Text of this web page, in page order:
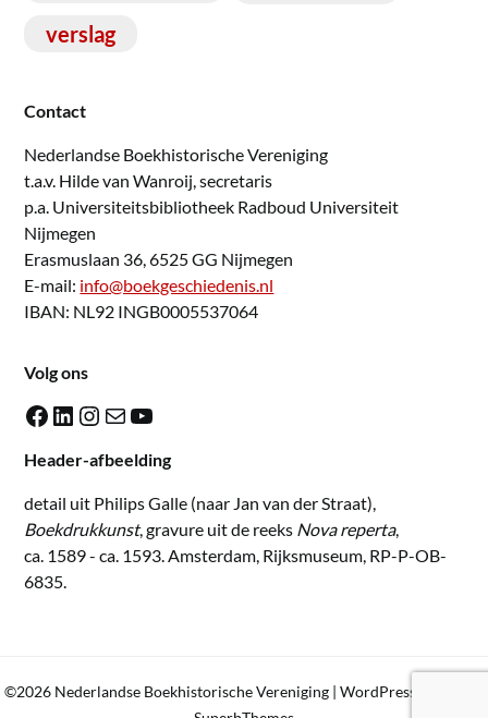
verslag
Contact
Nederlandse Boekhistorische Vereniging
t.a.v. Hilde van Wanroij, secretaris
p.a. Universiteitsbibliotheek Radboud Universiteit
Nijmegen
Erasmuslaan 36, 6525 GG Nijmegen
E-mail: info@boekgeschiedenis.nl
IBAN: NL92 INGB0005537064
Volg ons
Facebook LinkedIn Instagram E-mail YouTube
Header-afbeelding
detail uit Philips Galle (naar Jan van der Straat),
Boekdrukkunst, gravure uit de reeks Nova reperta,
ca. 1589 - ca. 1593. Amsterdam, Rijksmuseum, RP-P-OB-
6835.
©2026 Nederlandse Boekhistorische Vereniging | WordPress Theme by